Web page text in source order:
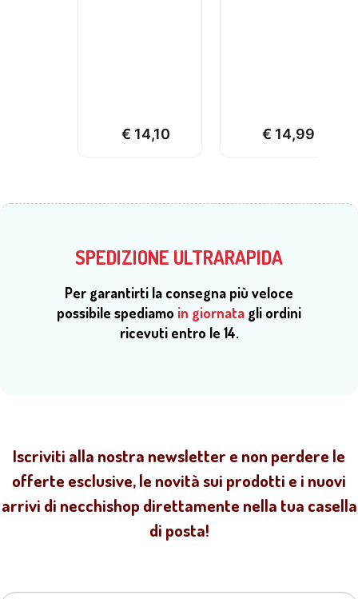
€ 14,10 € 14,99
SPEDIZIONE ULTRARAPIDA
Per garantirti la consegna più veloce
possibile spediamo in giornata gli ordini
ricevuti entro le 14.
Iscriviti alla nostra newsletter e non perdere le
offerte esclusive, le novità sui prodotti e i nuovi
arrivi di necchishop direttamente nella tua casella
di posta!